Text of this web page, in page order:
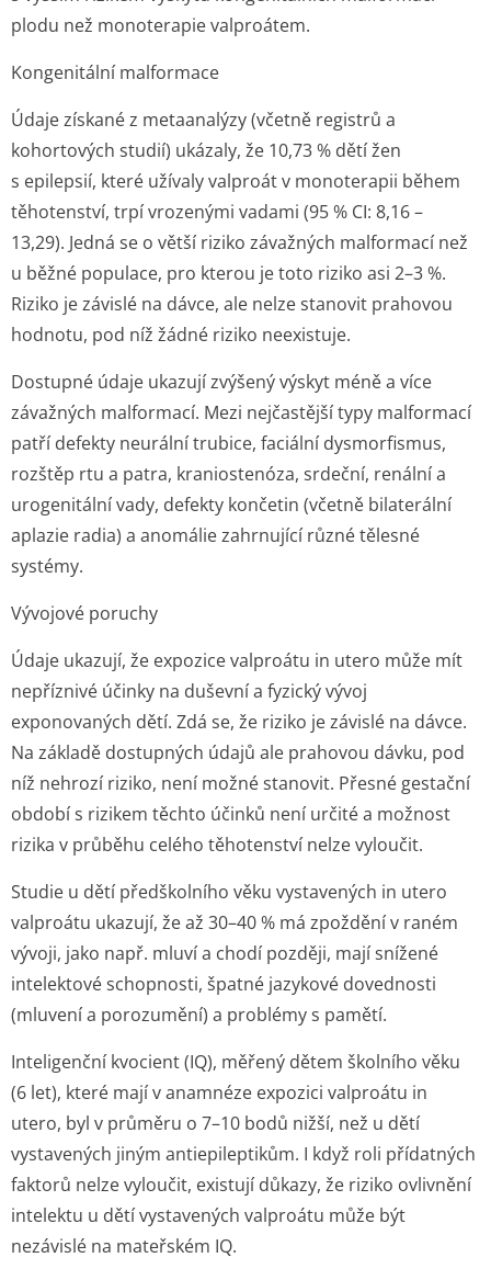
plodu než monoterapie valproátem.
Kongenitální malformace
Údaje získané z metaanalýzy (včetně registrů a
kohortových studií) ukázaly, že 10,73 % dětí žen
s epilepsií, které užívaly valproát v monoterapii během
těhotenství, trpí vrozenými vadami (95 % CI: 8,16 –
13,29). Jedná se o větší riziko závažných malformací než
u běžné populace, pro kterou je toto riziko asi 2–3 %.
Riziko je závislé na dávce, ale nelze stanovit prahovou
hodnotu, pod níž žádné riziko neexistuje.
Dostupné údaje ukazují zvýšený výskyt méně a více
závažných malformací. Mezi nejčastější typy malformací
patří defekty neurální trubice, faciální dysmorfismus,
rozštěp rtu a patra, kraniostenóza, srdeční, renální a
urogenitální vady, defekty končetin (včetně bilaterální
aplazie radia) a anomálie zahrnující různé tělesné
systémy.
Vývojové poruchy
Údaje ukazují, že expozice valproátu in utero může mít
nepříznivé účinky na duševní a fyzický vývoj
exponovaných dětí. Zdá se, že riziko je závislé na dávce.
Na základě dostupných údajů ale prahovou dávku, pod
níž nehrozí riziko, není možné stanovit. Přesné gestační
období s rizikem těchto účinků není určité a možnost
rizika v průběhu celého těhotenství nelze vyloučit.
Studie u dětí předškolního věku vystavených in utero
valproátu ukazují, že až 30–40 % má zpoždění v raném
vývoji, jako např. mluví a chodí později, mají snížené
intelektové schopnosti, špatné jazykové dovednosti
(mluvení a porozumění) a problémy s pamětí.
Inteligenční kvocient (IQ), měřený dětem školního věku
(6 let), které mají v anamnéze expozici valproátu in
utero, byl v průměru o 7–10 bodů nižší, než u dětí
vystavených jiným antiepileptikům. I když roli přídatných
faktorů nelze vyloučit, existují důkazy, že riziko ovlivnění
intelektu u dětí vystavených valproátu může být
nezávislé na mateřském IQ.